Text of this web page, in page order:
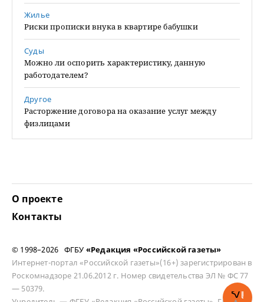
Жилье
Риски прописки внука в квартире бабушки
Суды
Можно ли оспорить характеристику, данную
работодателем?
Другое
Расторжение договора на оказание услуг между
физлицами
О проекте
Контакты
© 1998–2026 ФГБУ «Редакция «Российской газеты»
Интернет-портал «Российской газеты»(16+) зарегистрирован в
Роскомнадзоре 21.06.2012 г. Номер свидетельства ЭЛ № ФС 77
— 50379.